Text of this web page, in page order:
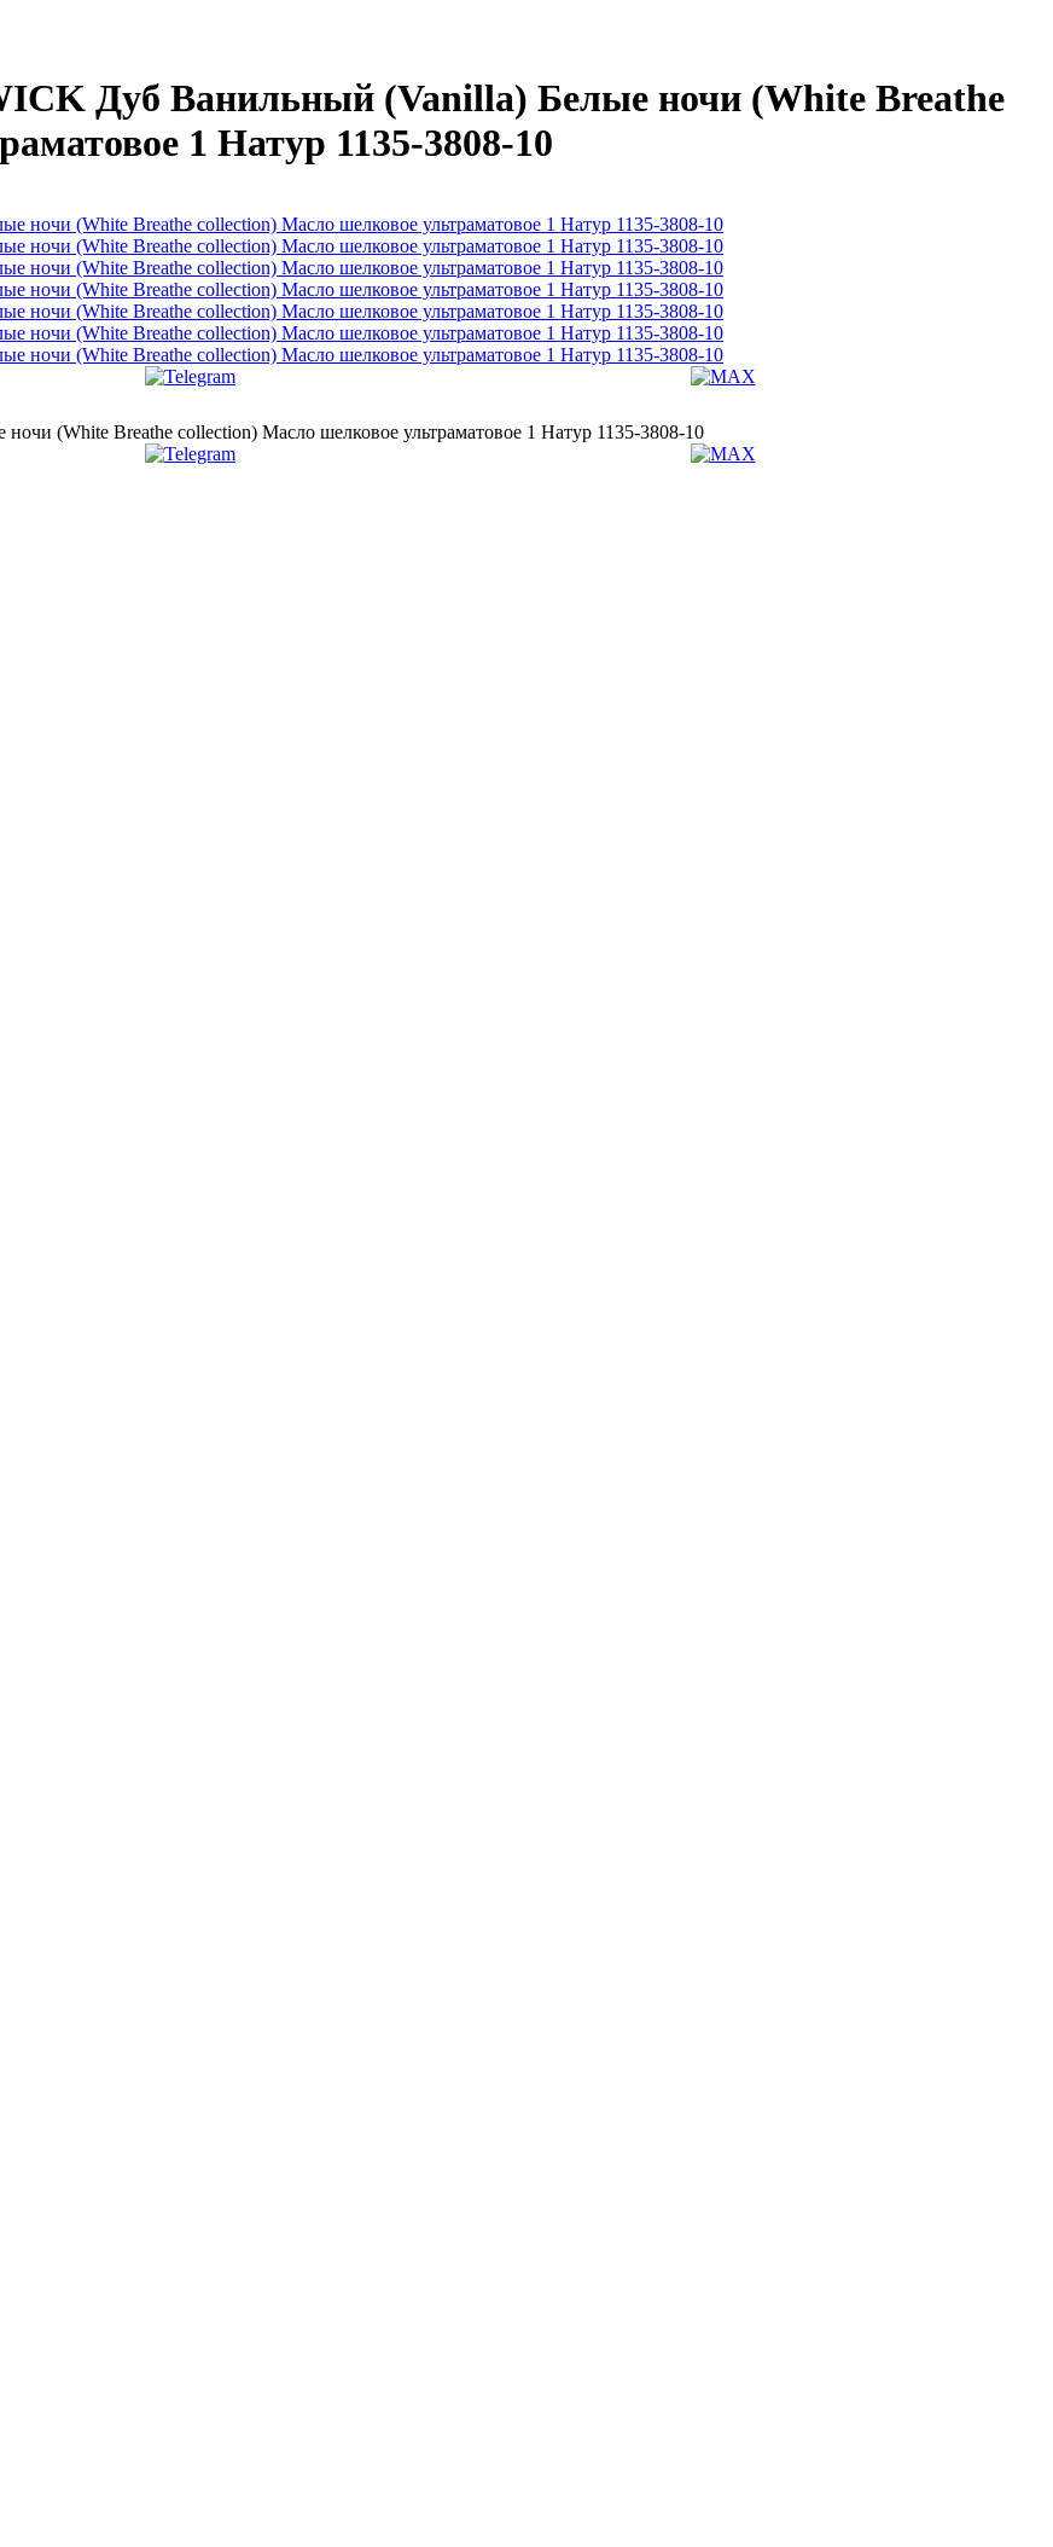
Дуб Ванильный (Vanilla) Белые ночи (White Breathe
1 Натур 1135-3808-10
(White Breathe collection) Масло шелковое ультраматовое 1 Натур 1135-3808-10